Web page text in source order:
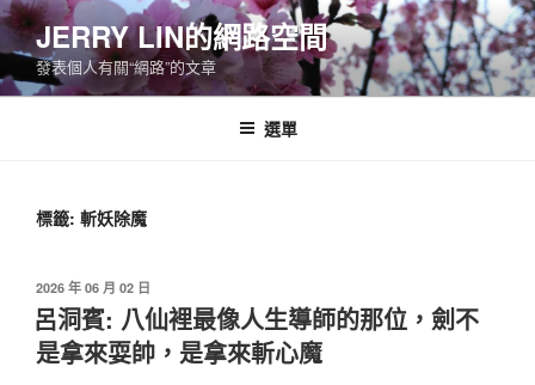
跳
至
主
要
JERRY LIN的網路空間
發表個人有關“網路”的文章
選單
標籤: 斬妖除魔
發
佈
於
2026 年 06 月 02 日
呂洞賓: 八仙裡最像人生導師的那位，劍不
是拿來耍帥，是拿來斬心魔